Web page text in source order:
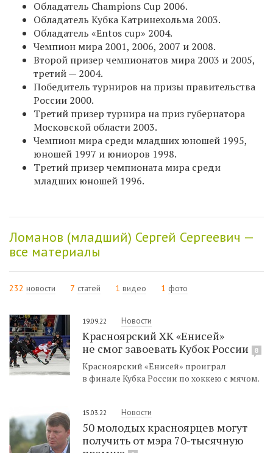
Обладатель Champions Cup 2006.
Обладатель Кубка Катринехольма 2003.
Обладатель «Entos cup» 2004.
Чемпион мира 2001, 2006, 2007 и 2008.
Второй призер чемпионатов мира 2003 и 2005,
третий — 2004.
Победитель турниров на призы правительства
России 2000.
Третий призер турнира на приз губернатора
Московской области 2003.
Чемпион мира среди младших юношей 1995,
юношей 1997 и юниоров 1998.
Третий призер чемпионата мира среди
младших юношей 1996.
Ломанов (младший) Сергей Сергеевич —
все материалы
232 новости 7 статей 1 видео 1 фото
19.09.22 Новости
Красноярский ХК «Енисей»
не смог завоевать Кубок России
8
Красноярский «Енисей» проиграл
в финале Кубка России по хоккею с мячом.
15.03.22 Новости
50 молодых красноярцев могут
получить от мэра 70-тысячную